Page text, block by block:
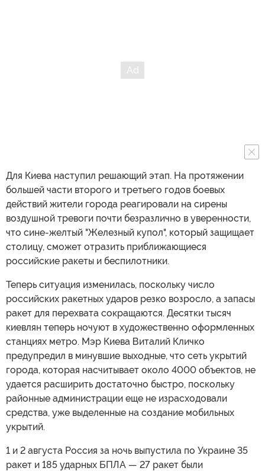
Для Киева наступил решающий этап. На протяжении
большей части второго и третьего годов боевых
действий жители города реагировали на сирены
воздушной тревоги почти безразлично в уверенности,
что сине-желтый "Железный купол", который защищает
столицу, сможет отразить приближающиеся
российские ракеты и беспилотники.
Теперь ситуация изменилась, поскольку число
российских ракетных ударов резко возросло, а запасы
ракет для перехвата сокращаются. Десятки тысяч
киевлян теперь ночуют в художественно оформленных
станциях метро. Мэр Киева Виталий Кличко
предупредил в минувшие выходные, что сеть укрытий
города, которая насчитывает около 4000 объектов, не
удается расширить достаточно быстро, поскольку
районные администрации еще не израсходовали
средства, уже выделенные на создание мобильных
укрытий.
1 и 2 августа Россия за ночь выпустила по Украине 35
ракет и 185 ударных БПЛА — 27 ракет были